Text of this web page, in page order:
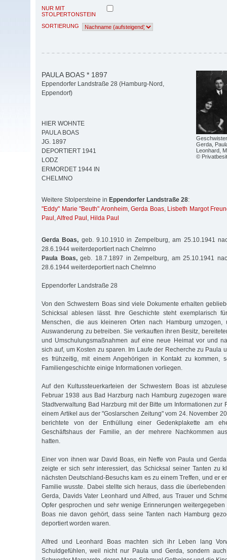
NUR MIT
STOLPERTONSTEIN
SORTIERUNG
Gerda,
Leonhard,
©
PAULA BOAS * 1897
Eppendorfer Landstraße 28 (Hamburg-Nord,
Eppendorf)
HIER WOHNTE
PAULA BOAS
JG. 1897
DEPORTIERT 1941
LODZ
ERMORDET 1944 IN
CHELMNO
Weitere Stolpersteine in Eppendorfer Landstraße 28:
"Eddy" Marie "Beuth" Aronheim,Gerda Boas, Lisbeth Margot
Paul ,Alfred Paul , Hilda Paul
Gerda Boas, geb. 9.10.1910 in Zempelburg, am 25.10.1941
28.6.1944 weiterdeportiert nach Chelmno
Paula Boas,geb. 18.7.1897 in Zempelburg, am 25.10.1941
28.6.1944 weiterdeportiert nach Chelmno
Eppendorfer Landstraße 28
Von den Schwestern Boas sind viele Dokumente erhalten
Schicksal ablesen lässt. Ihre Geschichte steht exemplarisch
Menschen, die aus kleineren Orten nach Hamburg
Auswanderung zu betreiben. Sie verkauften ihren Besitz,
und Umschulungsmaßnahmen auf eine neue Heimat vor und
sich auf, um Kosten zu sparen. Im Laufe der Recherche zu Paula
es frühzeitig, mit einem Angehörigen in Kontakt zu kommen,
Familiengeschichte einige Informationen vorliegen.
Auf den Kultussteuerkarteien der Schwestern Boas ist
Februar 1938 aus Bad Harzburg nach Hamburg zugezogen
Stadtverwaltung Bad Harzburg mit der Bitte um Informationen zur
einem Artikel aus der "Goslarschen Zeitung" vom 24. November
berichtete von der Enthüllung einer Gedenkplakette am
Geschäftshaus der Familie, an der mehrere Nachkommen
hatten.
Einer von ihnen war David Boas, ein Neffe von Paula und
zeigte er sich sehr interessiert, das Schicksal seiner Tanten zu
nächsten Deutschland-Besuchs kam es zu einem Treffen, und er
Familie wusste. Dabei stellte sich heraus, dass die
Gerda, Davids Vater Leonhard und Alfred, aus Trauer und
Opfer gesprochen und sehr wenige Erinnerungen
Boas nie davon gehört, dass seine Tanten nach Hamburg
deportiert worden waren.
Alfred und Leonhard Boas machten sich ihr Leben lang
Schuldgefühlen, weil nicht nur Paula und Gerda, sondern